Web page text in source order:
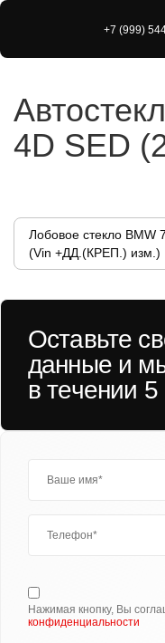
+7 (999)
4D SED
Лобовое стекло BMW
(Vin +ДД.(КРЕП.) изм.)
Оставьте
данные и
в течении 5
Нажимая кнопку, Вы
конфиденциальности